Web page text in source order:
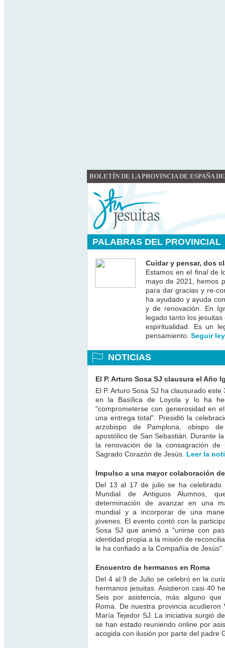
BOLETÍN DE LA PROVINCIA DE ESPAÑA
PALABRAS DEL PROVINCIAL
Cuidar y pensar, dos
Estamos en el final de
mayo de 2021, hemos
para dar gracias y re-
ha ayudado y ayuda
y de renovación. En
legado tanto los
espiritualidad. Es un
pensamiento. Seguir
NOTICIAS
El P. Arturo Sosa SJ clausura el Año
El P. Arturo Sosa SJ ha clausurado
en la Basílica de Loyola y lo ha
"comprometerse con generosidad en
una entrega total". Presidió la
arzobispo de Pamplona, obispo
apostólico de San Sebastián. Durante
la renovación de la consagración
Sagrado Corazón de Jesús. Leer la
Impulso a una mayor colaboración
Del 13 al 17 de julio se ha celebrado
Mundial de Antiguos Alumnos,
determinación de avanzar en una
mundial y a incorporar de una
jóvenes. El evento contó con la
Sosa SJ que animó a "unirse con
identidad propia a la misión de
le ha confiado a la Compañía de
Encuentro de hermanos en Roma
Del 4 al 9 de Julio se celebró en la
hermanos jesuitas. Asistieron casi 40
Seis por asistencia, más alguno
Roma. De nuestra provincia
María Tejedor SJ. La iniciativa surgió
se han estado reuniendo online por
acogida con ilusión por parte del padre